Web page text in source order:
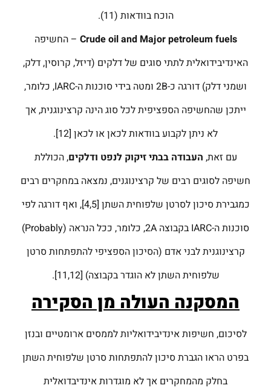
הוכח בוודאות (11).
Crude oil and Major petroleum fuels – החשיפה
האינדיבידואלית לתתי סוגים של דלקים (דיזל, קרוסין, דלק,
ושמני דלק) דורגה כ-2B ומטה בידי סוכנות ה-IARC, כלומר,
ייתכן שהחשיפה הספציפית לכל סוג הינה קרצינוגנית, אך
לא ניתן לקבוע בוודאות לכאן או לכאן [12].
עם זאת, העבודה בבתי זיקוק לנפט ודלקים, הכוללת
חשיפה לסוגים רבים של קרצינוגנים, נמצאה במחקרים רבים
כמגבירת סיכון לסרטן שלפוחית השתן [4,5], ואף דורגה לפי
סוכנות ה-IARC בקבוצה 2A, כלומר, ככל הנראה (Probably)
קרצינוגנית לבני אדם (הסיכון הספציפי להתפתחות סרטן
שלפוחית השתן לא הוגדר בקבוצה) [11,12].
המסקנה העולה מן הסקירה
לסיכום, חשיפות אינדיבידואליות לממסים ארומטיים ובנזן
בפרט הראו הגברת סיכון להתפתחות סרטן שלפוחית השתן
בחלק מהמחקרים אך לא מוגדרות אינדיבדואלית